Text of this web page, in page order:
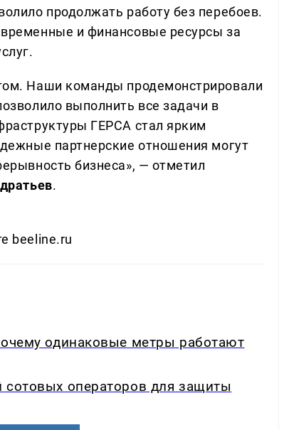
продолжать работу без перебоев.
и финансовые ресурсы за
Наши команды продемонстрировали
выполнить все задачи в
ГЕРСА стал ярким
партнерские отношения могут
бизнеса», — отметил
.
beeline.ru
одинаковые метры работают
операторов для защиты